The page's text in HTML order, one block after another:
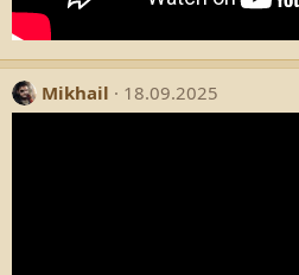
Mikhail 18.09.2025